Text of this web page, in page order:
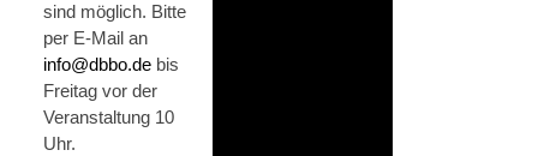
sind möglich. Bitte
per E-Mail an
info@dbbo.de bis
Freitag vor der
Veranstaltung 10
Uhr.